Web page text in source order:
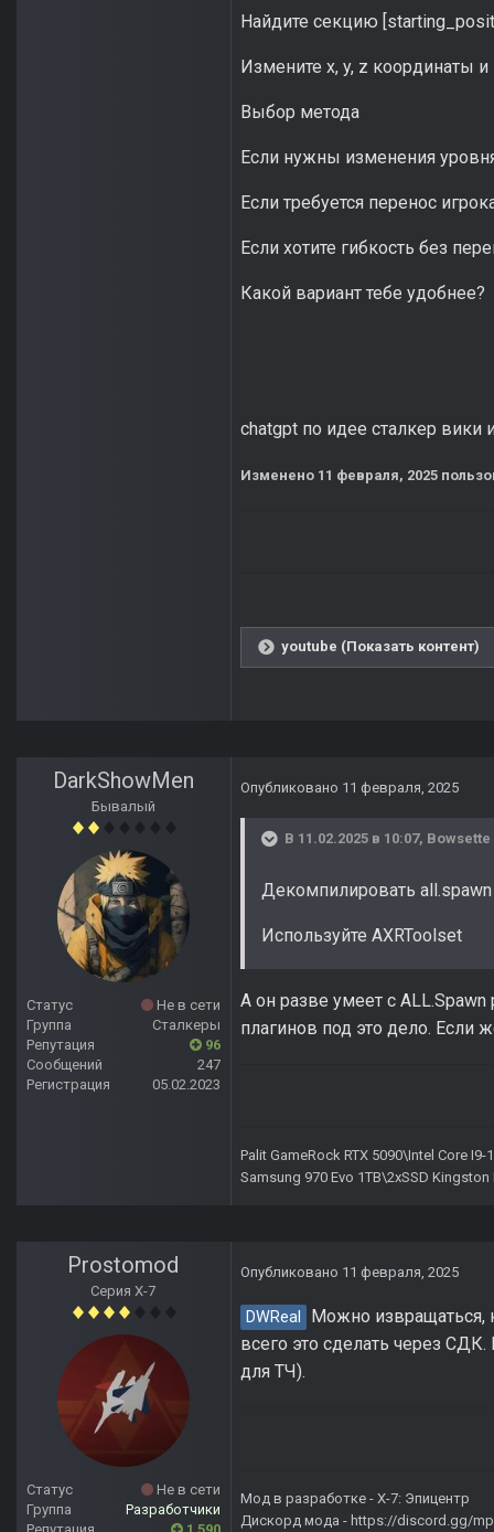
Найдите секцию
Измените x, y, z координаты и
Выбор метода
Если нужны изменения
Если требуется перенос
Если хотите гибкость без
Какой вариант тебе удобнее?
chatgpt по идее сталкер вики
Изменено 11 февраля, 2025
youtube (Показать контент)
DarkShowMen
Бывалый
Статус
Не в сети
Группа
Сталкеры
Репутация
96
Сообщений
247
Регистрация
05.02.2023
Опубликовано 11 февраля, 2025
В 11.02.2025 в 10:07, Bowsette
Декомпилировать all.spawn
Используйте AXRToolset
А он разве умеет с
плагинов под это дело. Если
Palit GameRock RTX 5090\Intel Core
Samsung 970 Evo 1TB\2xSSD
Prostomod
Серия Х-7
Статус
Не в сети
Группа
Разработчики
Опубликовано 11 февраля, 2025
DWReal
Можно извращаться,
всего это сделать через
для ТЧ).
Мод в разработке - X-7: Эпицентр
Дискорд мода - https://discord.gg/